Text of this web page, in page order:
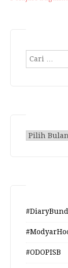
Cari
untuk:
Archive
#ODOPISB